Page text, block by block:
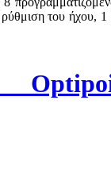
του ήχου,